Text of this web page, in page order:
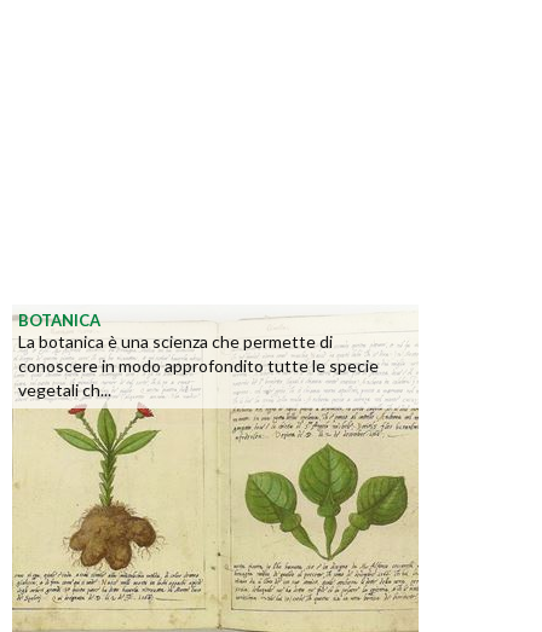
BOTANICA
La botanica è una scienza che permette di
conoscere in modo approfondito tutte le specie
vegetali ch...